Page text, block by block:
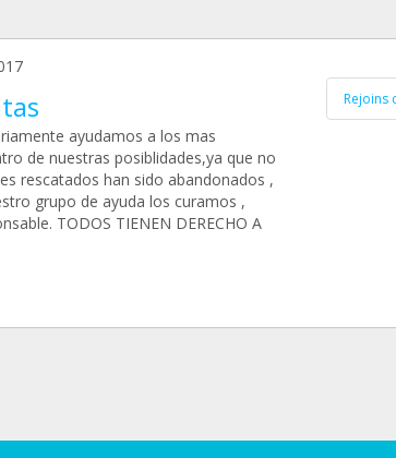
ayudamos a los mas
de nuestras posiblidades,ya que no
rescatados han sido abandonados ,
grupo de ayuda los curamos ,
TODOS TIENEN DERECHO A
Rejoins